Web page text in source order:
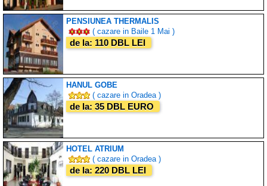
PENSIUNEA THERMALIS
( cazare in Baile 1 Mai )
de la: 110 DBL LEI
HANUL GOBE
( cazare in Oradea )
de la: 35 DBL EURO
HOTEL ATRIUM
( cazare in Oradea )
de la: 220 DBL LEI